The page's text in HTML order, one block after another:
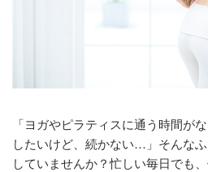
「ヨガやピラティスに通う時間が
したいけど、続かない…」そんな
していませんか？忙しい毎日でも